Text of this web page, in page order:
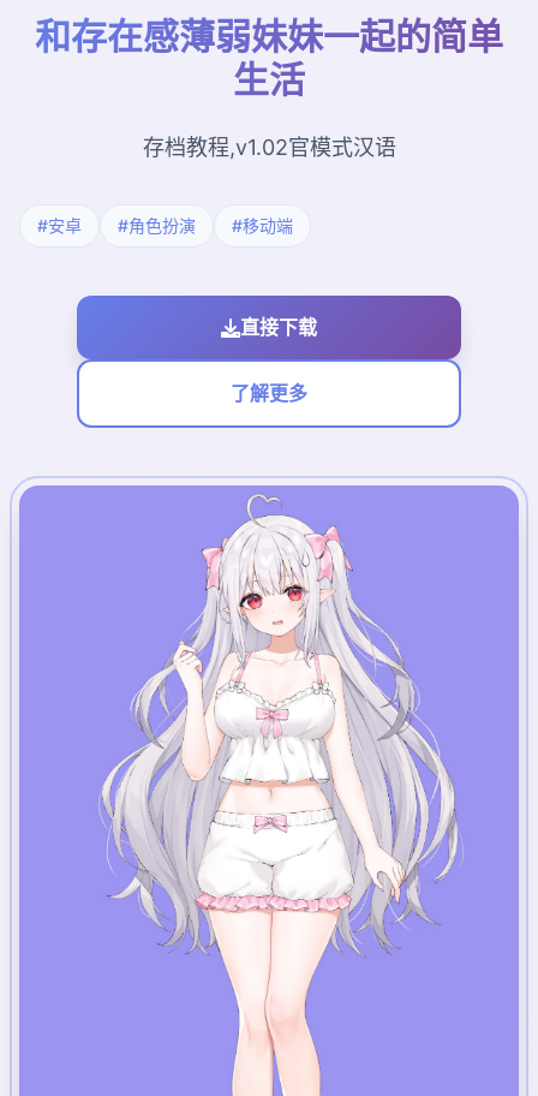
和存在感薄弱妹妹一起的简单
生活
存档教程,v1.02官模式汉语
#安卓 #角色扮演 #移动端
直接下载
了解更多